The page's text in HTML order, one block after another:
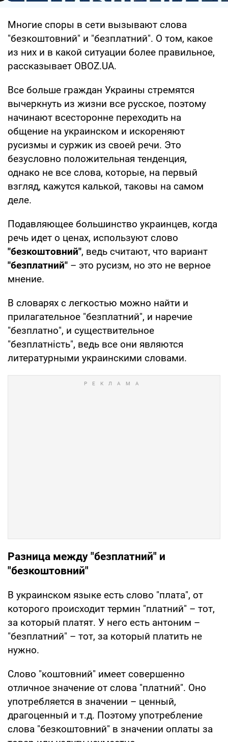
Многие споры в сети вызывают слова
"безкоштовний" и "безплатний". О том, какое
из них и в какой ситуации более правильное,
рассказывает OBOZ.UA.
Все больше граждан Украины стремятся
вычеркнуть из жизни все русское, поэтому
начинают всесторонне переходить на
общение на украинском и искореняют
русизмы и суржик из своей речи. Это
безусловно положительная тенденция,
однако не все слова, которые, на первый
взгляд, кажутся калькой, таковы на самом
деле.
Подавляющее большинство украинцев, когда
речь идет о ценах, используют слово
"безкоштовний", ведь считают, что вариант
"безплатний" – это русизм, но это не верное
мнение.
В словарях с легкостью можно найти и
прилагательное "безплатний", и наречие
"безплатно", и существительное
"безплатність", ведь все они являются
литературными украинскими словами.
Разница между "безплатний" и
"безкоштовний"
В украинском языке есть слово "плата", от
которого происходит термин "платний" – тот,
за который платят. У него есть антоним –
"безплатний" – тот, за который платить не
нужно.
Слово "коштовний" имеет совершенно
отличное значение от слова "платний". Оно
употребляется в значении – ценный,
драгоценный и т.д. Поэтому употребление
слова "безкоштовний" в значении оплаты за